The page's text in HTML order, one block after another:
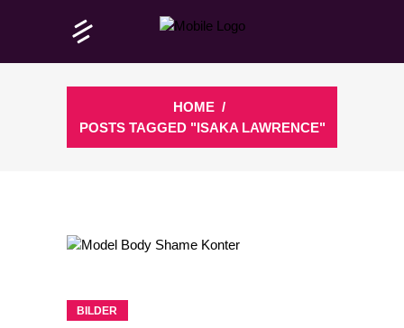
HOME /
POSTS TAGGED "ISAKA LAWRENCE"
BILDER